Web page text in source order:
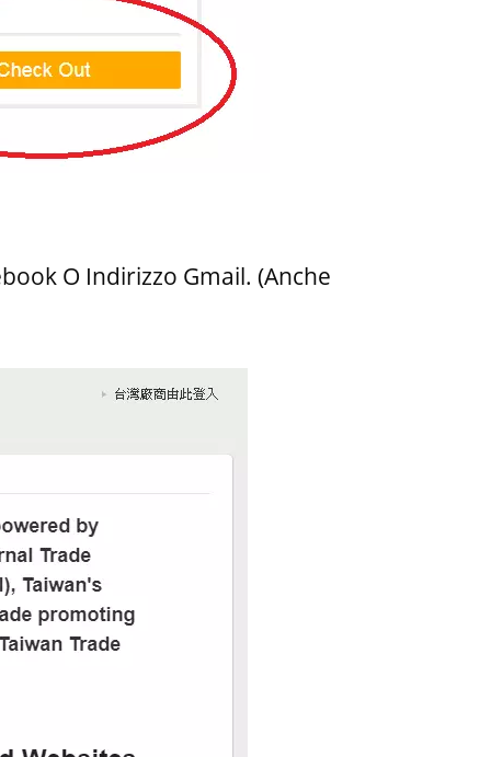
O Indirizzo Gmail. (Anche